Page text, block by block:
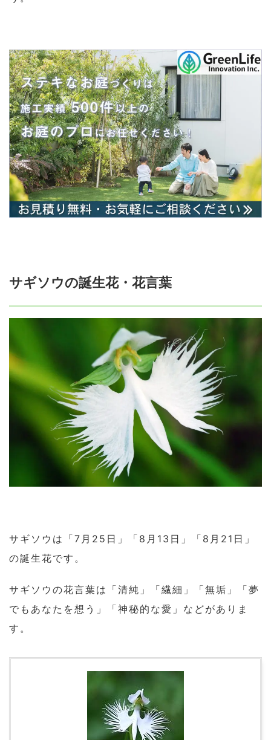
サギソウの誕生花・花言葉
サギソウは「7月25日」「8月13日」「8月21日」
の誕生花です。
サギソウの花言葉は「清純」「繊細」「無垢」「夢
でもあなたを想う」「神秘的な愛」などがありま
す。